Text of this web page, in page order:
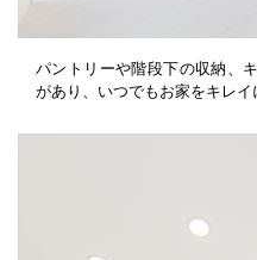
パントリーや階段下の収納、
があり、いつでもお家をキレイ